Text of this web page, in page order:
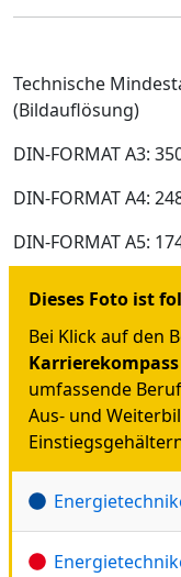
Technische
(Bildauflösung)
DIN-FORMAT A3:
DIN-FORMAT A4:
DIN-FORMAT A5:
Dieses Foto ist
Bei Klick auf den
Karrierekompass
umfassende
Aus- und